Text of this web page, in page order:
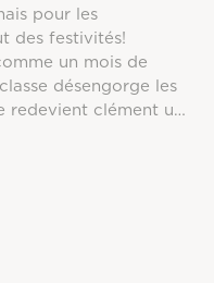
pour les
des festivités!
un mois de
désengorge les
redevient clément un
prix redescendent
Reste à choisir la
coin du monde
des ouragans,